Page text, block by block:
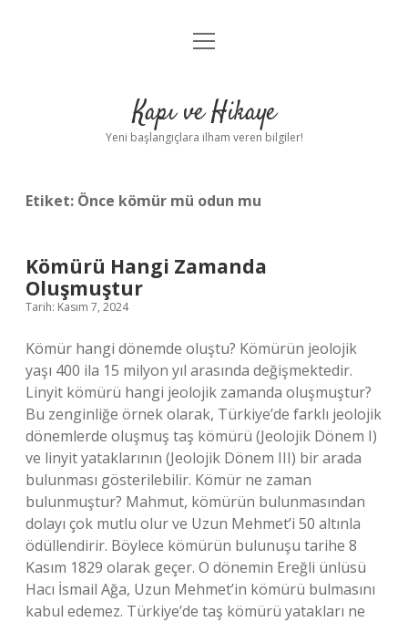
Anasayfa
Yasal Uyarı
menüyü
Kapı ve Hikaye
Yeni başlangıçlara ilham veren bilgiler!
Etiket: Önce kömür mü odun mu
Kömürü Hangi Zamanda
Oluşmuştur
Tarih: Kasım 7, 2024
Kömür hangi dönemde oluştu? Kömürün jeolojik
yaşı 400 ila 15 milyon yıl arasında değişmektedir.
Linyit kömürü hangi jeolojik zamanda oluşmuştur?
Bu zenginliğe örnek olarak, Türkiye’de farklı jeolojik
dönemlerde oluşmuş taş kömürü (Jeolojik Dönem I)
ve linyit yataklarının (Jeolojik Dönem III) bir arada
bulunması gösterilebilir. Kömür ne zaman
bulunmuştur? Mahmut, kömürün bulunmasından
dolayı çok mutlu olur ve Uzun Mehmet’i 50 altınla
ödüllendirir. Böylece kömürün bulunuşu tarihe 8
Kasım 1829 olarak geçer. O dönemin Ereğli ünlüsü
Hacı İsmail Ağa, Uzun Mehmet’in kömürü bulmasını
kabul edemez. Türkiye’de taş kömürü yatakları ne